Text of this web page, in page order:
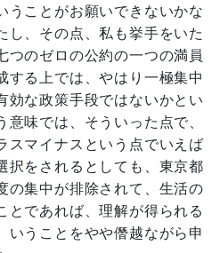
うことがお願いできないかな
し、その点、私も挙手をいた
つのゼロの公約の一つの満員
する上では、やはり一極集中
効な政策手段ではないかとい
意味では、そういった点で、
スマイナスという点でいえば
択をされるとしても、東京都
の集中が排除されて、生活の
とであれば、理解が得られる
いうことをやや僭越ながら申